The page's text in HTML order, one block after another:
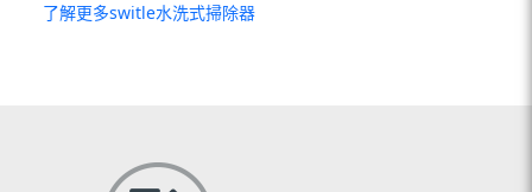
了解更多switle水洗式掃除器